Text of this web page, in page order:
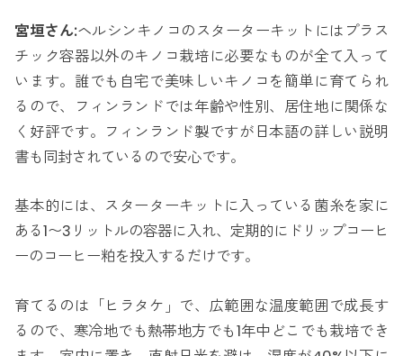
宮垣さん:ヘルシンキノコのスターターキットにはプラス
チック容器以外のキノコ栽培に必要なものが全て入って
います。誰でも自宅で美味しいキノコを簡単に育てられ
るので、フィンランドでは年齢や性別、居住地に関係な
く好評です。フィンランド製ですが日本語の詳しい説明
書も同封されているので安心です。
基本的には、スターターキットに入っている菌糸を家に
ある1〜3リットルの容器に入れ、定期的にドリップコーヒ
ーのコーヒー粕を投入するだけです。
育てるのは「ヒラタケ」で、広範囲な温度範囲で成長す
るので、寒冷地でも熱帯地方でも1年中どこでも栽培でき